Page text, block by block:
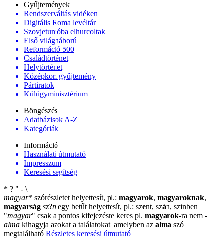
Gyűjtemények
Rendszerváltás vidéken
Digitális Roma levéltár
Szovjetunióba elhurcoltak
Első világháború
Reformáció 500
Családtörténet
Helytörténet
Középkori gyűjtemény
Pártiratok
Külügyminisztérium
Böngészés
Adatbázisok A-Z
Kategóriák
Információ
Használati útmutató
Impresszum
Keresési segítség
* ? " - \
magyar* szórészletet helyettesít, pl.: magyarok, magyaroknak,
magyarság sz?n egy betűt helyettesít, pl.: szent, szán, színben
"magyar" csak a pontos kifejezésre keres pl. magyarok-ra nem -
alma kihagyja azokat a találatokat, amelyben az alma szó
megtalálható Részletes keresési útmutató